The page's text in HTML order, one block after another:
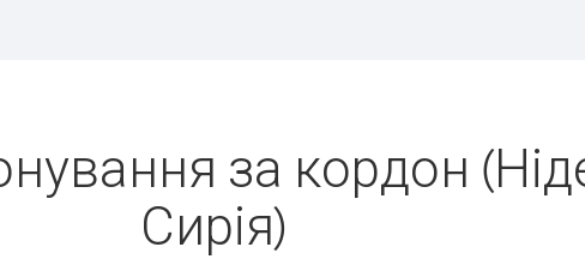
за кордон
Сирія)